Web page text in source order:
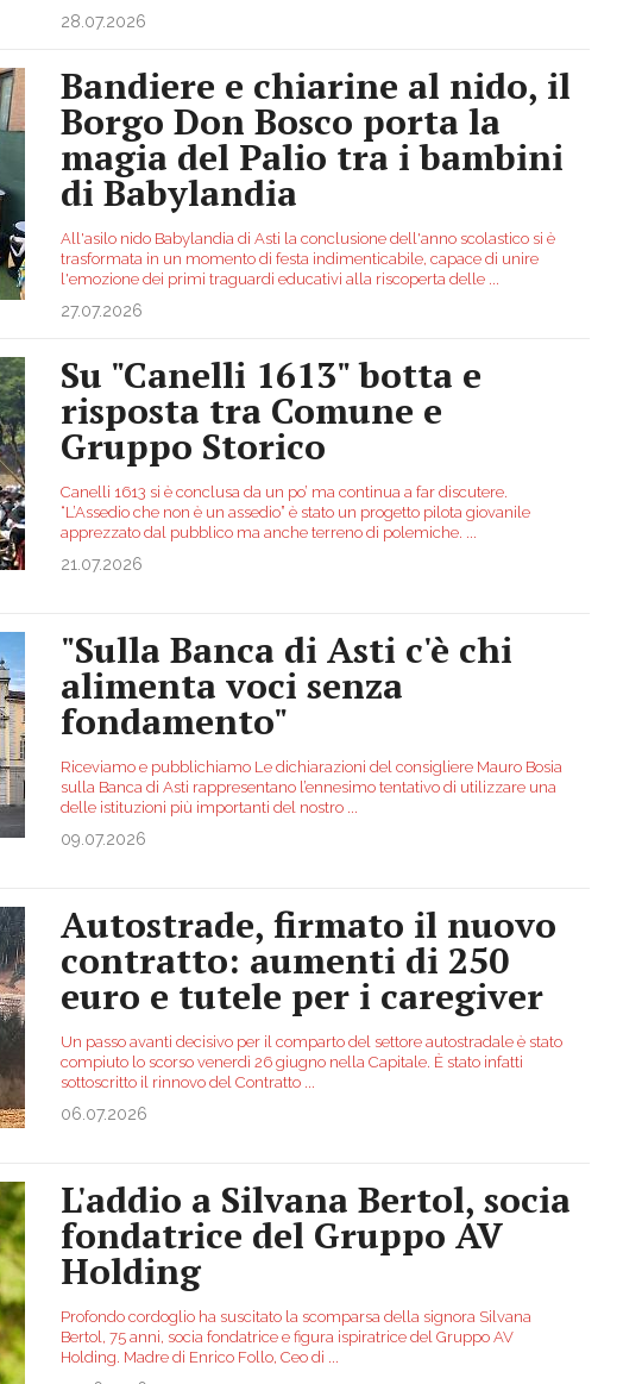
28.07.2026
Bandiere e chiarine al nido, il
Borgo Don Bosco porta la
magia del Palio tra i bambini
di Babylandia
All'asilo nido Babylandia di Asti la conclusione dell'anno scolastico si è
trasformata in un momento di festa indimenticabile, capace di unire
l'emozione dei primi traguardi educativi alla riscoperta delle
27.07.2026
Su "Canelli 1613" botta e
risposta tra Comune e
Gruppo Storico
Canelli 1613 si è conclusa da un po’ ma continua a far discutere.
“L’Assedio che non è un assedio” è stato un progetto pilota giovanile
apprezzato dal pubblico ma anche terreno di polemiche.
21.07.2026
"Sulla Banca di Asti c'è chi
alimenta voci senza
fondamento"
Riceviamo e pubblichiamo Le dichiarazioni del consigliere Mauro Bosia
sulla Banca di Asti rappresentano l’ennesimo tentativo di utilizzare una
delle istituzioni più importanti del nostro
09.07.2026
Autostrade, firmato il nuovo
contratto: aumenti di 250
euro e tutele per i caregiver
Un passo avanti decisivo per il comparto del settore autostradale è stato
compiuto lo scorso venerdì 26 giugno nella Capitale. È stato infatti
sottoscritto il rinnovo del Contratto
06.07.2026
L'addio a Silvana Bertol, socia
fondatrice del Gruppo AV
Holding
Profondo cordoglio ha suscitato la scomparsa della signora Silvana
Bertol, 75 anni, socia fondatrice e figura ispiratrice del Gruppo AV
Holding. Madre di Enrico Follo, Ceo di